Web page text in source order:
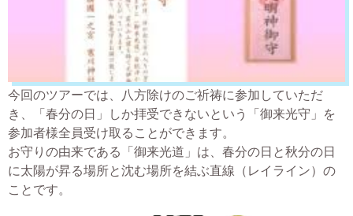
今回のツアーでは、八方除けのご祈祷に参加していただ
き、「春分の日」しか拝受できないという「御来光守」を
参加者様全員受け取ることができます。
お守りの由来である「御来光道」は、春分の日と秋分の日
に太陽が昇る場所と沈む場所を結ぶ直線（レイライン）の
ことです。